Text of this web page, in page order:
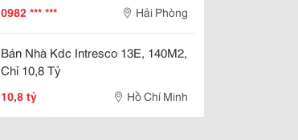
0982 *** *** Hải Phòng
Bán Nhà Kdc Intresco 13E, 140M2,
Chỉ 10,8 Tỷ
10,8 tỷ Hồ Chí Minh